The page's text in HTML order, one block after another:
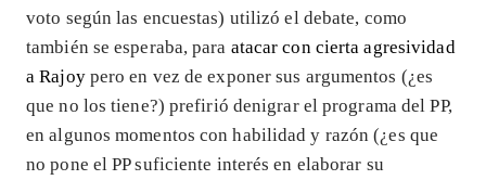
voto según las encuestas) utilizó el debate, como
también se esperaba, para atacar con cierta agresividad
a Rajoypero en vez de exponer sus argumentos (¿es
que no los tiene?) prefirió denigrar el programa del PP,
en algunos momentos con habilidad y razón (¿es que
no pone el PP suficiente interés en elaborar su